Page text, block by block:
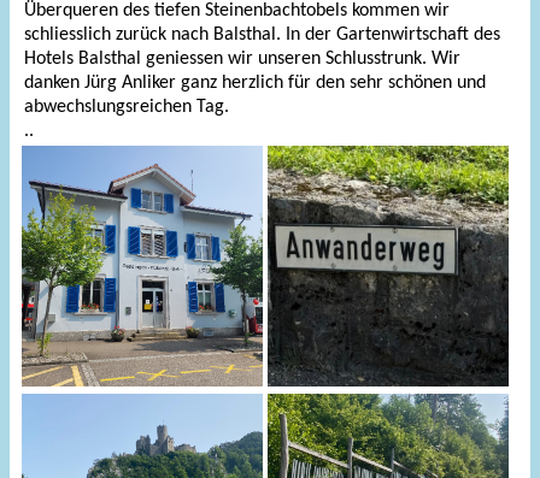
Überqueren des tiefen Steinenbachtobels kommen wir
schliesslich zurück nach Balsthal. In der Gartenwirtschaft des
Hotels Balsthal geniessen wir unseren Schlusstrunk. Wir
danken Jürg Anliker ganz herzlich für den sehr schönen und
abwechslungsreichen Tag.
..